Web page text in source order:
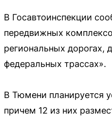
В Госавтоинспекции
передвижных
региональных дорогах,
федеральных трассах».
В Тюмени планируется
причем 12 из них